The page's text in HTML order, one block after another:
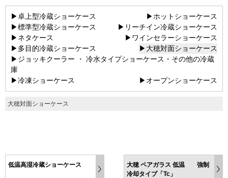
▶卓上型冷蔵ショーケース
▶ホットショーケース
▶標準型冷蔵ショーケース
▶リーチイン冷蔵ショーケース
▶ネタケース
▶ワインセラーショーケース
▶多目的冷蔵ショーケース
▶大穂対面ショーケース
▶ジョッキクーラー ・ 冷水タイプショーケース・その他の冷蔵
庫
▶冷凍ショーケース
▶オープンショーケース
大穂対面ショーケース
低温高湿冷蔵ショーケース
大穂 ペアガラス 低温 強制
冷却タイプ「Tc」